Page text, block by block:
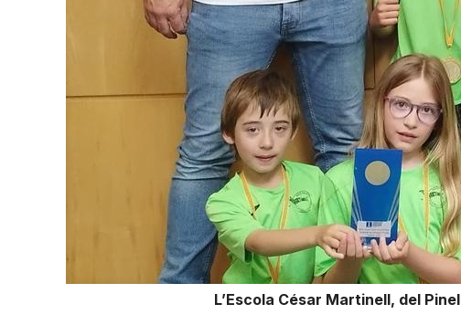
L’Escola César Martinell, del